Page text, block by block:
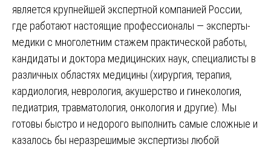
является крупнейшей экспертной компанией России,
где работают настоящие профессионалы — эксперты-
медики с многолетним стажем практической работы,
кандидаты и доктора медицинских наук, специалисты в
различных областях медицины (хирургия, терапия,
кардиология, неврология, акушерство и гинекология,
педиатрия, травматология, онкология и другие). Мы
готовы быстро и недорого выполнить самые сложные и
казалось бы неразрешимые экспертизы любой